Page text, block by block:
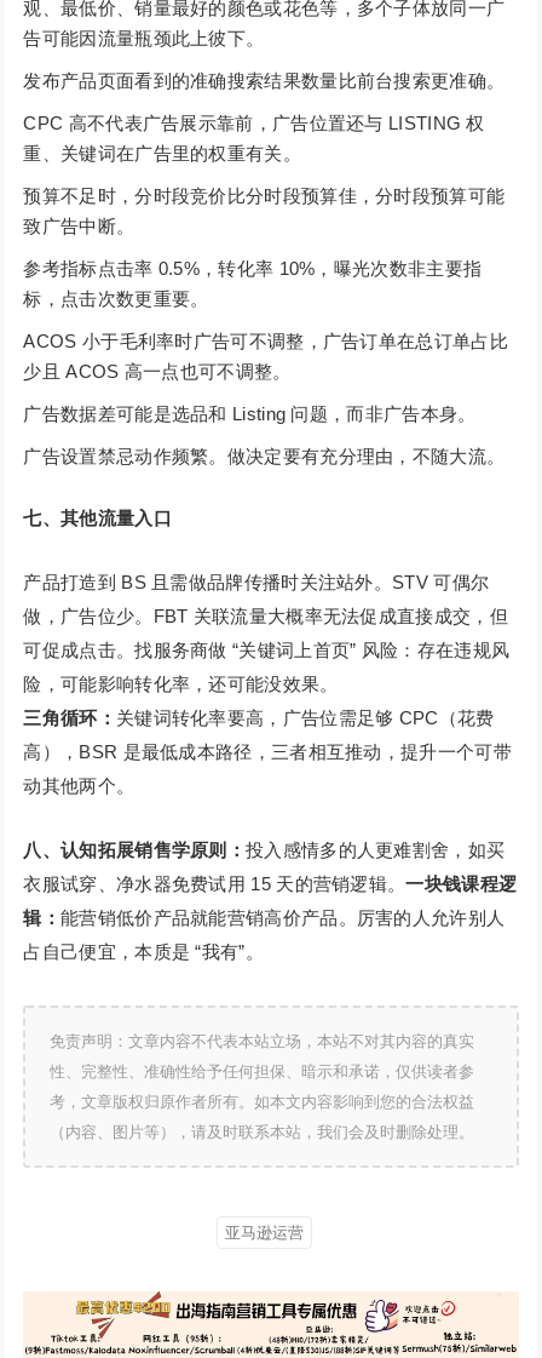
观、最低价、销量最好的颜色或花色等，多个子体放同一广
告可能因流量瓶颈此上彼下。
发布产品页面看到的准确搜索结果数量比前台搜索更准确。
CPC 高不代表广告展示靠前，广告位置还与 LISTING 权
重、关键词在广告里的权重有关。
预算不足时，分时段竞价比分时段预算佳，分时段预算可能
致广告中断。
参考指标点击率 0.5%，转化率 10%，曝光次数非主要指
标，点击次数更重要。
ACOS 小于毛利率时广告可不调整，广告订单在总订单占比
少且 ACOS 高一点也可不调整。
广告数据差可能是选品和 Listing 问题，而非广告本身。
广告设置禁忌动作频繁。做决定要有充分理由，不随大流。
七、其他流量入口
产品打造到 BS 且需做品牌传播时关注站外。STV 可偶尔
做，广告位少。FBT 关联流量大概率无法促成直接成交，但
可促成点击。找服务商做 “关键词上首页” 风险：存在违规风
险，可能影响转化率，还可能没效果。
三角循环： 关键词转化率要高，广告位需足够 CPC（花费
高），BSR 是最低成本路径，三者相互推动，提升一个可带
动其他两个。
八、认知拓展销售学原则：投入感情多的人更难割舍，如买
衣服试穿、净水器免费试用 15 天的营销逻辑。一块钱课程逻
辑：能营销低价产品就能营销高价产品。厉害的人允许别人
占自己便宜，本质是 “我有”。
免责声明：文章内容不代表本站立场，本站不对其内容的真实
性、完整性、准确性给予任何担保、暗示和承诺，仅供读者参
考，文章版权归原作者所有。如本文内容影响到您的合法权益
（内容、图片等），请及时联系本站，我们会及时删除处理。
亚马逊运营